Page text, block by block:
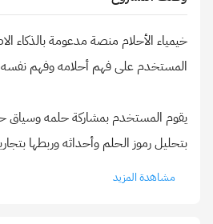
خيمياء الأحلام منصة مدعومة بالذكاء
يقوم المستخدم بمشاركة حلمه وسياق
بتحليل رموز الحلم وأحداثه وربطها
مشاهدة المزيد